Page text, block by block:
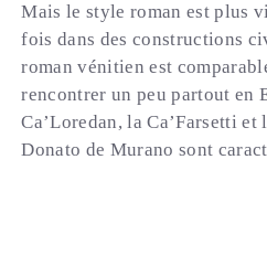
Mais le style roman est plus
fois dans des constructions
roman vénitien est
rencontrer un peu partout en
Ca’Loredan, la Ca’Farsetti
Donato de Murano sont